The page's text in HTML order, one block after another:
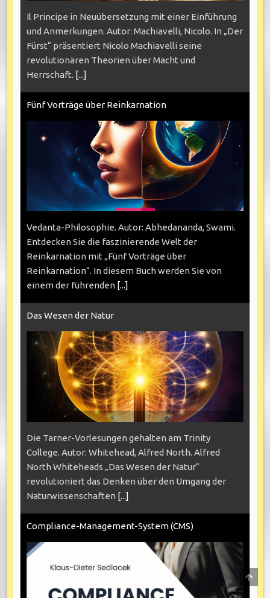
Il Principe in Neuübersetzung mit einer Einführung
und Anmerkungen. Autor: Machiavelli, Nicolo. In „Der
Fürst“ präsentiert Nicolo Machiavelli seine
revolutionären Theorien über Macht und
Herrschaft. [...]
Fünf Vorträge über Reinkarnation
Vedanta-Philosophie. Autor: Abhedananda, Swami.
Entdecken Sie die faszinierende Welt der
Reinkarnation mit „Fünf Vorträge über
Reinkarnation“. In diesem Buch werden Sie von
einem der führenden [...]
Das Wesen der Natur
Die Tarner-Vorlesungen gehalten am Trinity
College. Autor: Whitehead, Alfred North. Alfred
North Whiteheads „Das Wesen der Natur“
revolutioniert das Denken über den Umgang der
Naturwissenschaften [...]
Compliance-Management-System (CMS)
TO